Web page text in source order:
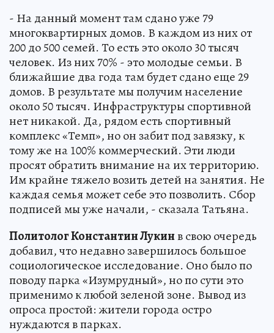
- На данный момент там сдано уже 79
многоквартирных домов. В каждом из них от
200 до 500 семей. То есть это около 30 тысяч
человек. Из них 70% - это молодые семьи. В
ближайшие два года там будет сдано еще 29
домов. В результате мы получим население
около 50 тысяч. Инфраструктуры спортивной
нет никакой. Да, рядом есть спортивный
комплекс «Темп», но он забит под завязку, к
тому же на 100% коммерческий. Эти люди
просят обратить внимание на их территорию.
Им крайне тяжело возить детей на занятия. Не
каждая семья может себе это позволить. Сбор
подписей мы уже начали, - сказала Татьяна.
Политолог Константин Лукинв свою очередь
добавил, что недавно завершилось большое
социологическое исследование. Оно было по
поводу парка «Изумрудный», но по сути это
применимо к любой зеленой зоне. Вывод из
опроса простой: жители города остро
нуждаются в парках.